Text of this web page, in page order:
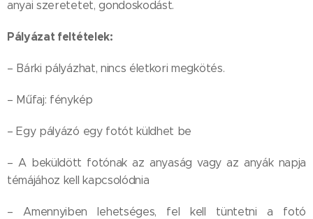
anyai szeretetet, gondoskodást.
Pályázat feltételek:
– Bárki pályázhat, nincs életkori megkötés.
– Műfaj: fénykép
– Egy pályázó egy fotót küldhet be
– A beküldött fotónak az anyaság vagy az anyák napja
témájához kell kapcsolódnia
– Amennyiben lehetséges, fel kell tüntetni a fotó